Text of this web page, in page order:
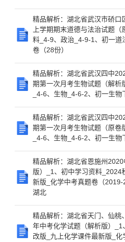
精品解析：湖北省武汉市硚口
上学期期末道德与法治试题
料_4-9、政治_4-9-1、初一道
卷（28份）
精品解析：湖北省武汉四中
期第一次月考生物试题（解析
_4-6、生物_4-6-2、初一生物
精品解析：湖北省武汉四中
期第一次月考生物试题（原卷
_4-6、生物_4-6-2、初一生物
精品解析：湖北省恩施州
版）_1、初中学习资料_2024
新版_化学中考真题卷（2019-
湖北
精品解析：湖北省天门、仙桃
年中考化学试题（解析版）
改版_九上化学课件最新版_